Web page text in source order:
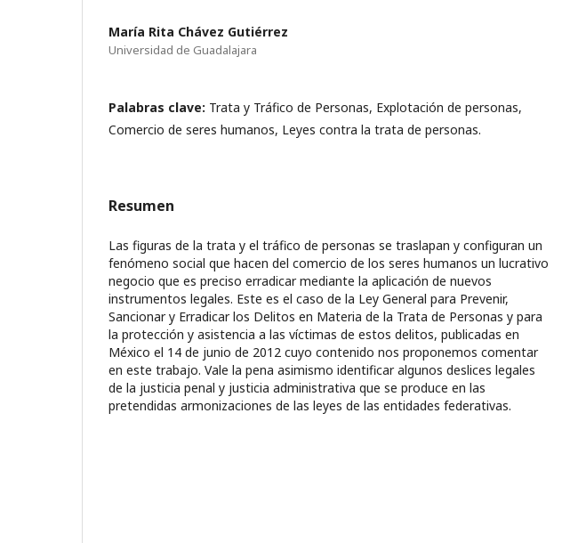
María Rita Chávez Gutiérrez
Universidad de Guadalajara
Palabras clave: Trata y Tráfico de Personas, Explotación de personas,
Comercio de seres humanos, Leyes contra la trata de personas.
Resumen
Las figuras de la trata y el tráfico de personas se traslapan y configuran un
fenómeno social que hacen del comercio de los seres humanos un lucrativo
negocio que es preciso erradicar mediante la aplicación de nuevos
instrumentos legales. Este es el caso de la Ley General para Prevenir,
Sancionar y Erradicar los Delitos en Materia de la Trata de Personas y para
la protección y asistencia a las víctimas de estos delitos, publicadas en
México el 14 de junio de 2012 cuyo contenido nos proponemos comentar
en este trabajo. Vale la pena asimismo identificar algunos deslices legales
de la justicia penal y justicia administrativa que se produce en las
pretendidas armonizaciones de las leyes de las entidades federativas.